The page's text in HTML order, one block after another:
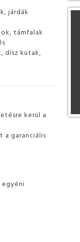
járdák
támfalak
dísz kutak,
kerül a
a garanciális